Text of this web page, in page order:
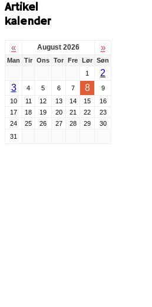
Artikel
kalender
« August 2026 »
Man Tir Ons Tor Fre Lør Søn
1
2
3
4 5 6 7 8
9
10
11 12 13 14 15
16
17
18 19 20 21 22
23
24
25 26 27 28 29
30
31